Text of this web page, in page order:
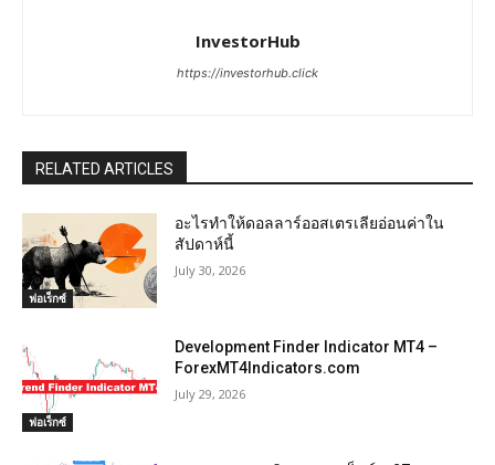
InvestorHub
https://investorhub.click
RELATED ARTICLES
ฟอเร็กซ์
อะไรทำให้ดอลลาร์ออสเตรเลียอ่อนค่าใน
สัปดาห์นี้
July 30, 2026
ฟอเร็กซ์
Development Finder Indicator MT4 –
ForexMT4Indicators.com
July 29, 2026